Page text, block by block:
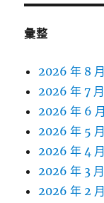
彙整
2026 年 8 月
2026 年 7 月
2026 年 6 月
2026 年 5 月
2026 年 4 月
2026 年 3 月
2026 年 2 月